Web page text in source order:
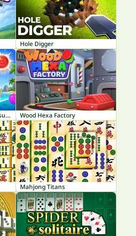
Hole Digger
Bubble Shooter: Pirate Treasures Wood Hexa Factory
Mahjong Titans